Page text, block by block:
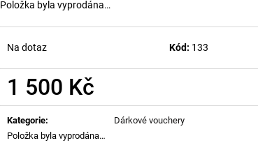
Položka byla vyprodána…
Na dotaz Kód: 133
1 500 Kč
Měrná
cena:
Kategorie:
Dárkové vouchery
Položka byla vyprodána…
1 199 Kč